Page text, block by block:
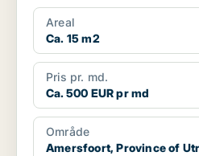
Areal
Ca. 15 m2
Pris pr. md.
Ca. 500 EUR pr md
Område
Amersfoort, Province of